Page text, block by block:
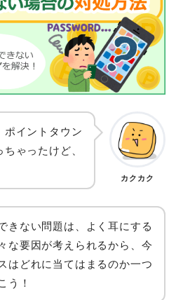
ポイントタウン
ゃったけど、
カクカク
きない問題は、よく耳にする
な要因が考えられるから、今
はどれに当てはまるのか一つ
う！